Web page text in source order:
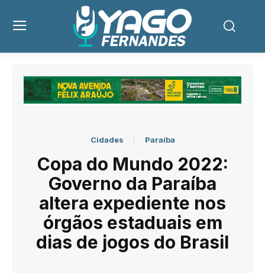
Cidades Paraíba
Copa do Mundo 2022:
Governo da Paraíba
altera expediente nos
órgãos estaduais em
dias de jogos do Brasil